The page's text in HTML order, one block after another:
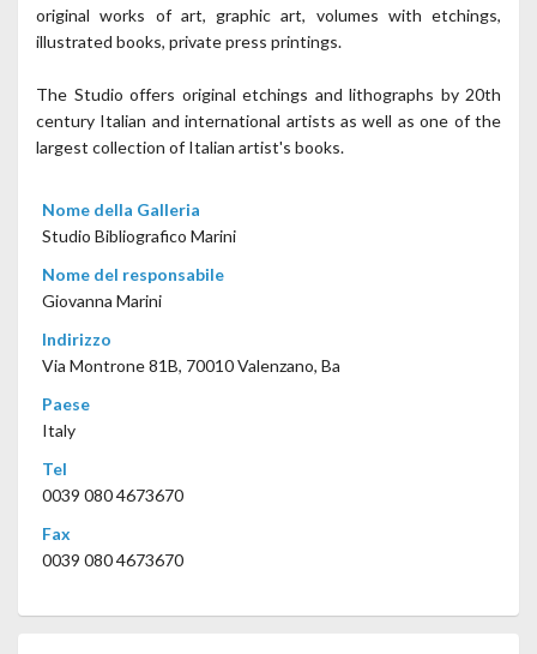
original works of art, graphic art, volumes with etchings,
illustrated books, private press printings.
The Studio offers original etchings and lithographs by 20th
century Italian and international artists as well as one of the
largest collection of Italian artist's books.
Nome della Galleria
Studio Bibliografico Marini
Nome del responsabile
Giovanna Marini
Indirizzo
Via Montrone 81B, 70010 Valenzano, Ba
Paese
Italy
Tel
0039 080 4673670
Fax
0039 080 4673670